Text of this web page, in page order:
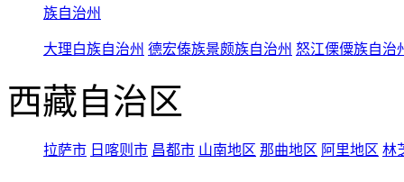
族自治州
大理白族自治州 德宏傣族景颇族自治州 怒江傈僳族自治
西藏自治区
拉萨市 日喀则市 昌都市 山南地区 那曲地区 阿里地区 林